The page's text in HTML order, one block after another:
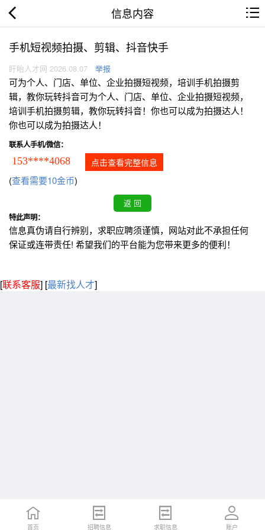
信息内容
手机短视频拍摄、剪辑、抖音快手
盱眙人才网 2026.08.07 举报
可为个人、门店、单位、企业拍摄短视频，培训手机拍摄剪
辑，教你玩转抖音可为个人、门店、单位、企业拍摄短视频，
培训手机拍摄剪辑，教你玩转抖音！你也可以成为拍摄达人！
你也可以成为拍摄达人！
联系人手机/微信：
153****4068 点击查看完整信息
(查看需要10金币)
特此声明：
信息真伪请自行辨别，求职应聘须谨慎，网站对此不承担任何
保证或连带责任! 希望我们的平台能为您带来更多的便利！
[联系客服] [最新找人才]
首页 招聘信息 求职信息 账户